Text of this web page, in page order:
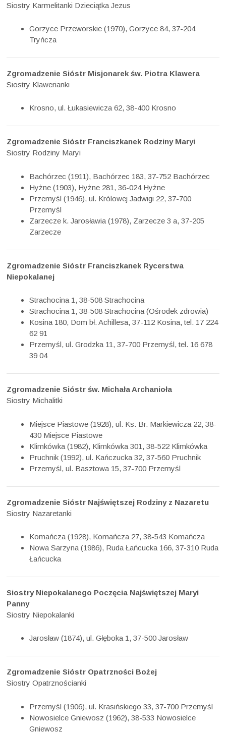
Siostry Karmelitanki Dzieciątka Jezus
Gorzyce Przeworskie (1970), Gorzyce 84, 37-204
Tryńcza
Zgromadzenie Sióstr Misjonarek św. Piotra Klawera
Siostry Klawerianki
Krosno, ul. Łukasiewicza 62, 38-400 Krosno
Zgromadzenie Sióstr Franciszkanek Rodziny Maryi
Siostry Rodziny Maryi
Bachórzec (1911), Bachórzec 183, 37-752 Bachórzec
Hyżne (1903), Hyżne 281, 36-024 Hyżne
Przemyśl (1946), ul. Królowej Jadwigi 22, 37-700
Przemyśl
Zarzecze k. Jarosławia (1978), Zarzecze 3 a, 37-205
Zarzecze
Zgromadzenie Sióstr Franciszkanek Rycerstwa
Niepokalanej
Strachocina 1, 38-508 Strachocina
Strachocina 1, 38-508 Strachocina (Ośrodek zdrowia)
Kosina 180, Dom bł. Achillesa, 37-112 Kosina, tel. 17 224
62 91
Przemyśl, ul. Grodzka 11, 37-700 Przemyśl, tel. 16 678
39 04
Zgromadzenie Sióstr św. Michała Archanioła
Siostry Michalitki
Miejsce Piastowe (1928), ul. Ks. Br. Markiewicza 22, 38-
430 Miejsce Piastowe
Klimkówka (1982), Klimkówka 301, 38-522 Klimkówka
Pruchnik (1992), ul. Kańczucka 32, 37-560 Pruchnik
Przemyśl, ul. Basztowa 15, 37-700 Przemyśl
Zgromadzenie Sióstr Najświętszej Rodziny z Nazaretu
Siostry Nazaretanki
Komańcza (1928), Komańcza 27, 38-543 Komańcza
Nowa Sarzyna (1986), Ruda Łańcucka 166, 37-310 Ruda
Łańcucka
Siostry Niepokalanego Poczęcia Najświętszej Maryi
Panny
Siostry Niepokalanki
Jarosław (1874), ul. Głęboka 1, 37-500 Jarosław
Zgromadzenie Sióstr Opatrzności Bożej
Siostry Opatrznościanki
Przemyśl (1906), ul. Krasińskiego 33, 37-700 Przemyśl
Nowosielce Gniewosz (1962), 38-533 Nowosielce
Gniewosz